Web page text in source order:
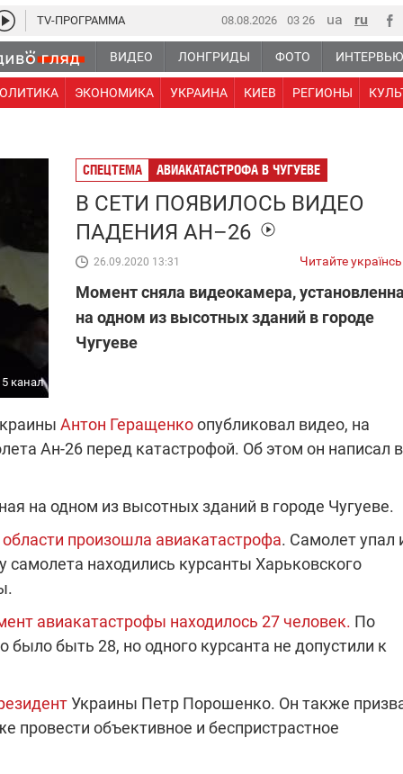
08.08.2026 03 26
ВИДЕО ЛОНГРИДЫ ФОТО ИНТЕРВЬЮ
ЭКОНОМИКА УКРАИНА КИЕВ РЕГИОНЫ
TV-ПРОГРАММА
5 канал
СПЕЦТЕМА АВИАКАТАСТРОФА В ЧУГУЕВЕ
В СЕТИ ПОЯВИЛОСЬ ВИДЕО
ПАДЕНИЯ АН–26
26.09.2020 13:31 Читайте
Момент сняла видеокамера,
на одном из высотных зданий в городе
Чугуеве
Антон Геращенкоопубликовал видео, на
Ан-26 перед катастрофой. Об этом он написал в
на одном из высотных зданий в городе Чугуеве.
произошла авиакатастрофа. Самолет упал
самолета находились курсанты Харьковского
авиакатастрофы находилось 27 человек. По
быть 28, но одного курсанта не допустили к
Украины Петр Порошенко. Он также
провести объективное и беспристрастное
в четырех
без
в результате
внешние аккумуляторы: в
жарой в августе
–
Новое подозрение по делу
НАБУ начало расследование в
отношении бывшего
С бывшего вице-премьера
11.08.2025 15:16